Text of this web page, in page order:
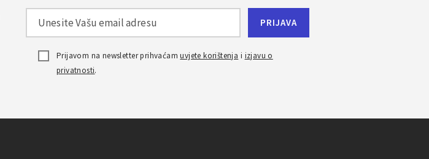
Prijavom na newsletter prihvaćamuvjete korištenja i izjavu o
privatnosti.